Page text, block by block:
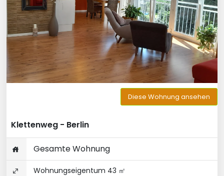
Diese Wohnung ansehen
Klettenweg - Berlin
Gesamte Wohnung
Wohnungseigentum 43 ㎡